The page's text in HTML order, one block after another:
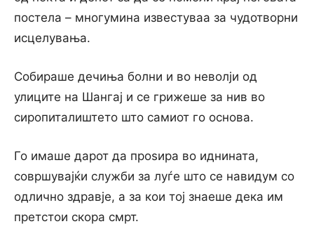
постела – многумина известуваа за чудотворни
исцелувања.
Собираше дечиња болни и во неволји од
улиците на Шангај и се грижеше за нив во
сиропиталиштето што самиот го основа.
Го имаше дарот да проѕира во иднината,
совршувајќи служби за луѓе што се навидум со
одлично здравје, а за кои тој знаеше дека им
претстои скора смрт.